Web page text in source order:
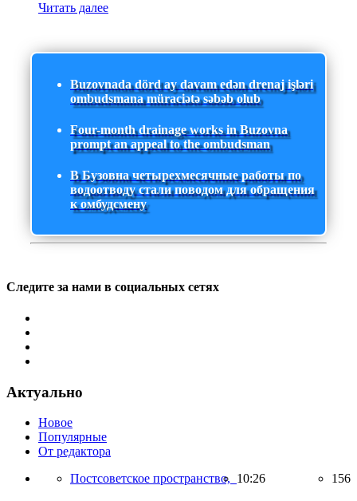
Читать далее
Buzovnada dörd ay davam edən drenaj işləri
ombudsmana müraciətə səbəb olub
Four-month drainage works in Buzovna
prompt an appeal to the ombudsman
В Бузовна четырехмесячные работы по
водоотводу стали поводом для обращения
к омбудсмену
Следите за нами в социальных сетях
Актуально
Новое
Популярные
От редактора
Постсоветское пространство, 10:26 156